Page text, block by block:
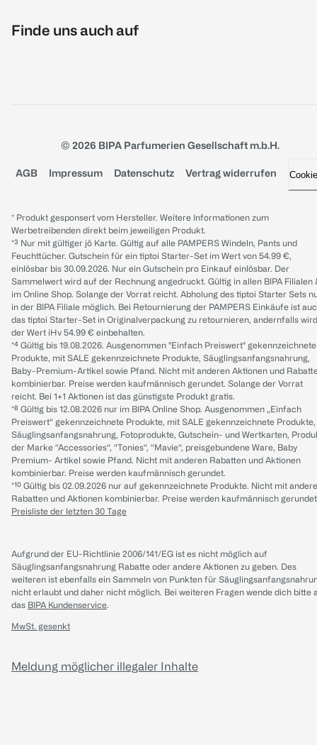
Finde uns auch auf
© 2026 BIPA Parfumerien Gesellschaft m.b.H.
AGB Impressum Datenschutz Vertrag widerrufen
* Produkt gesponsert vom Hersteller. Weitere Informationen zum
Werbetreibenden direkt beim jeweiligen Produkt.
*³ Nur mit gültiger jö Karte. Gültig auf alle PAMPERS Windeln, Pants und
Feuchttücher. Gutschein für ein tiptoi Starter-Set im Wert von 54.99 €,
einlösbar bis 30.09.2026. Nur ein Gutschein pro Einkauf einlösbar. Der
Sammelwert wird auf der Rechnung angedruckt. Gültig in allen BIPA Filialen
im Online Shop. Solange der Vorrat reicht. Abholung des tiptoi Starter Sets
in der BIPA Filiale möglich. Bei Retournierung der PAMPERS Einkäufe ist
das tiptoi Starter-Set in Originalverpackung zu retournieren, andernfalls wird
der Wert iHv 54.99 € einbehalten.
*⁴ Gültig bis 19.08.2026. Ausgenommen "Einfach Preiswert" gekennzeichnete
Produkte, mit SALE gekennzeichnete Produkte, Säuglingsanfangsnahrung,
Baby-Premium-Artikel sowie Pfand. Nicht mit anderen Aktionen und
kombinierbar. Preise werden kaufmännisch gerundet. Solange der Vorrat
reicht. Bei 1+1 Aktionen ist das günstigste Produkt gratis.
*⁸ Gültig bis 12.08.2026 nur im BIPA Online Shop. Ausgenommen „Einfach
Preiswert“ gekennzeichnete Produkte, mit SALE gekennzeichnete Produkte,
Säuglingsanfangsnahrung, Fotoprodukte, Gutschein- und Wertkarten,
der Marke “Accessories“, “Tonies“, “Mavie“, preisgebundene Ware, Baby
Premium- Artikel sowie Pfand. Nicht mit anderen Rabatten und Aktionen
kombinierbar. Preise werden kaufmännisch gerundet.
*¹⁰ Gültig bis 02.09.2026 nur auf gekennzeichnete Produkte. Nicht mit
Rabatten und Aktionen kombinierbar. Preise werden kaufmännisch
Preisliste der letzten 30 Tage
Aufgrund der EU-Richtlinie 2006/141/EG ist es nicht möglich auf
Säuglingsanfangsnahrung Rabatte oder andere Aktionen zu geben. Des
weiteren ist ebenfalls ein Sammeln von Punkten für
nicht erlaubt und daher nicht möglich. Bei weiteren Fragen wende dich bitte
das BIPA Kundenservice.
MwSt. gesenkt
Meldung möglicher illegaler Inhalte